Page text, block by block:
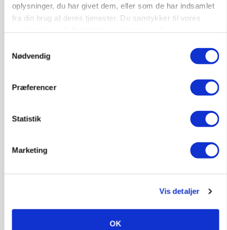
oplysninger, du har givet dem, eller som de har indsamlet
fra din brug af deres tjenester. Du samtykker til vores
Nødvendig
Præferencer
Statistik
Marketing
Vis detaljer
OK
Snart kan man søge tilskud til naturprojekter
skadedyrsrisici
Loading...